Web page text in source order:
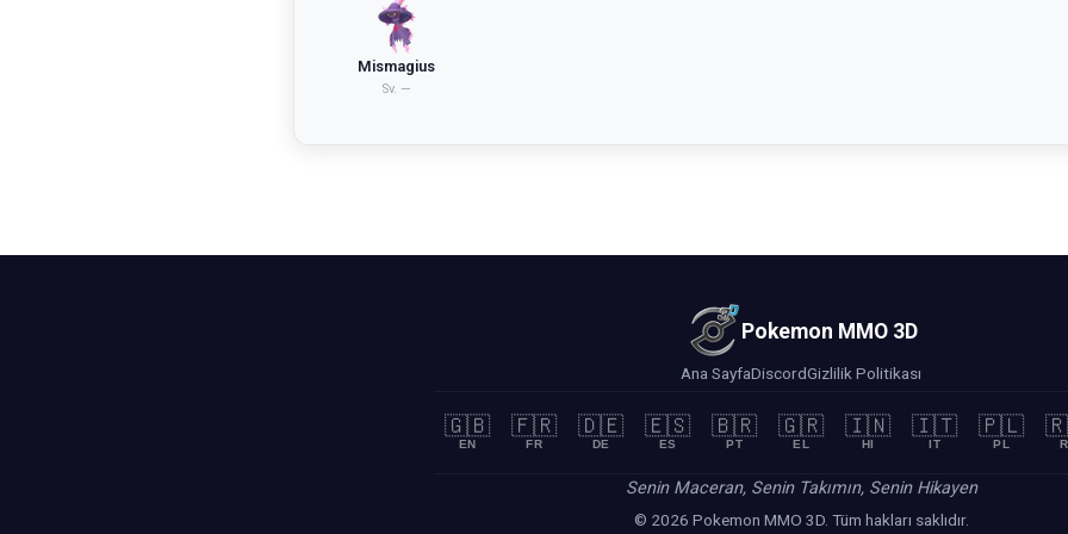
Mismagius
Sv. —
Pokemon MMO 3D
Ana SayfaDiscordGizlilik Politikası
🇬🇧
EN
🇫🇷
FR
🇩🇪
DE
🇪🇸
ES
🇧🇷
PT
🇬🇷
EL
🇮🇳
HI
🇮🇹
IT
🇵🇱
PL
Senin Maceran, Senin Takımın, Senin Hikayen
© 2026 Pokemon MMO 3D. Tüm hakları saklıdır.